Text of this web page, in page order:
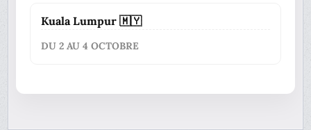
Kuala Lumpur 🇲🇾
DU 2 AU 4 OCTOBRE